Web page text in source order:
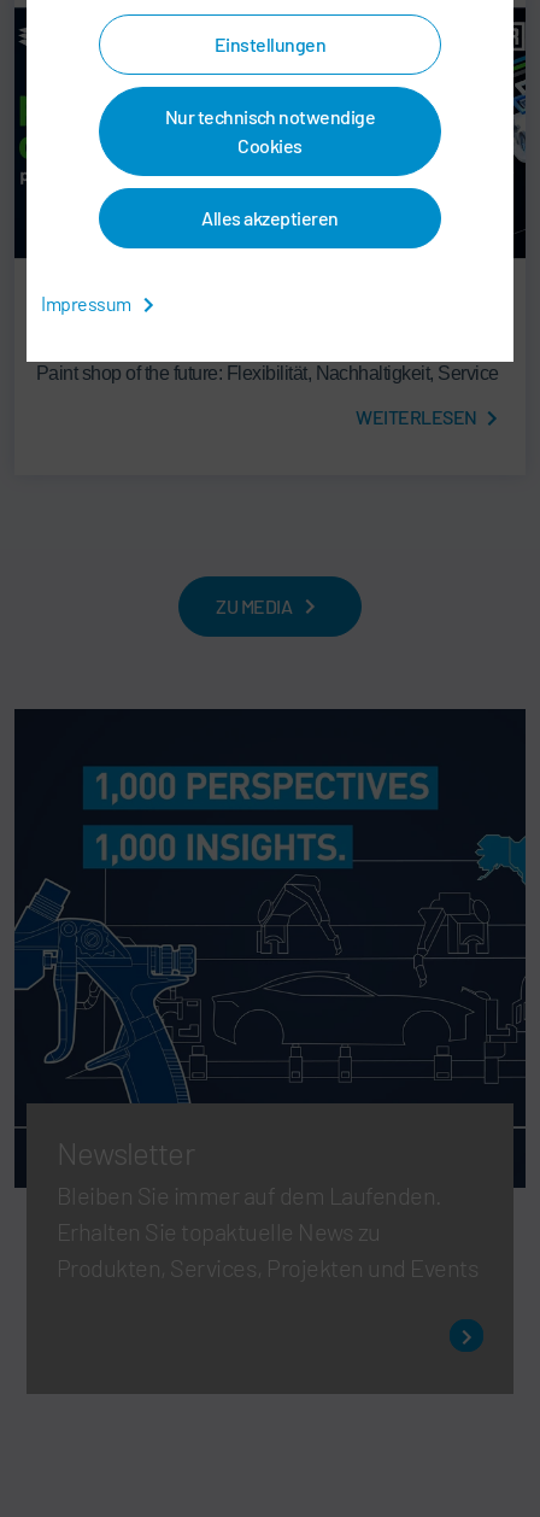
Einstellungen
Nur technisch notwendige
Cookies
Alles akzeptieren
Impressum
Paint shop of the future: Flexibilität, Nachhaltigkeit, Service
WEITERLESEN
ZU MEDIA
Newsletter
Bleiben Sie immer auf dem Laufenden.
Erhalten Sie topaktuelle News zu
Produkten, Services, Projekten und Events